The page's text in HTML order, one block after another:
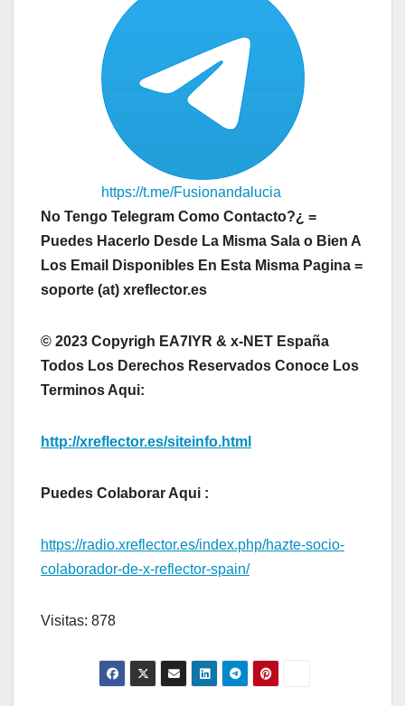
https://t.me/Fusionandalucia
No Tengo Telegram Como Contacto?¿ =
Puedes Hacerlo Desde La Misma Sala o Bien A
Los Email Disponibles En Esta Misma Pagina =
soporte (at) xreflector.es
© 2023 Copyrigh EA7IYR & x-NET España
Todos Los Derechos Reservados Conoce Los
Terminos Aqui:
http://xreflector.es/siteinfo.html
Puedes Colaborar Aqui :
https://radio.xreflector.es/index.php/hazte-socio-
colaborador-de-x-reflector-spain/
Visitas: 878